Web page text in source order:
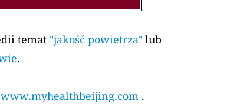
temat "jakość powietrza" lub
.
www.myhealthbeijing.com .